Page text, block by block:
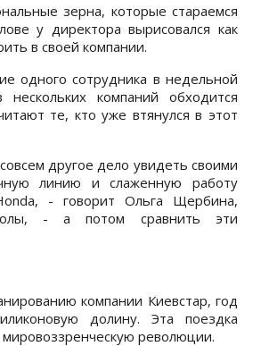
зерна, которые стараемся
у директора вырисовался как
в своей компании.
одного сотрудника в недельной
компаний обходится
те, кто уже втянулся в этот
другое дело увидеть своими
линию и слаженную работу
- говорит Ольга Щербина,
- а потом сравнить эти
компании Киевстар, год
долину. Эта поездка
революции.